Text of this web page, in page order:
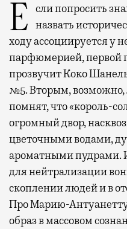
Если попросить знакомого парфманьяка назвать
ходу ассоциируется у
парфюмерией, первой
прозвучит Коко
№5. Вторым,
помнят, что «король-
огромный двор,
цветочными водами,
ароматными пудрами.
для нейтрализации
скоплении людей и в
Про Марию-
образ в массовом